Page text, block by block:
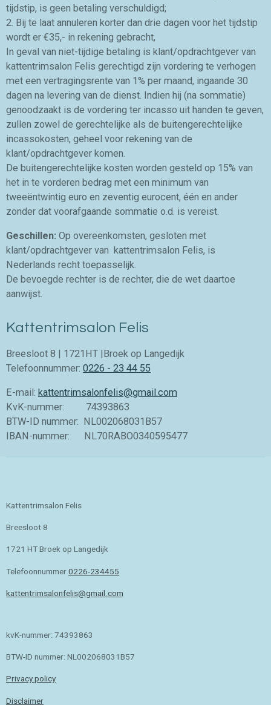
tijdstip, is geen betaling verschuldigd;
2. Bij te laat annuleren korter dan drie dagen voor het tijdstip
wordt er €35,- in rekening gebracht,
In geval van niet-tijdige betaling is klant/opdrachtgever van
kattentrimsalon Felis gerechtigd zijn vordering te verhogen
met een vertragingsrente van 1% per maand, ingaande 30
dagen na levering van de dienst. Indien hij (na sommatie)
genoodzaakt is de vordering ter incasso uit handen te geven,
zullen zowel de gerechtelijke als de buitengerechtelijke
incassokosten, geheel voor rekening van de
klant/opdrachtgever komen.
De buitengerechtelijke kosten worden gesteld op 15% van
het in te vorderen bedrag met een minimum van
tweeëntwintig euro en zeventig eurocent, één en ander
zonder dat voorafgaande sommatie o.d. is vereist.
Geschillen: Op overeenkomsten, gesloten met
klant/opdrachtgever van kattentrimsalon Felis, is
Nederlands recht toepasselijk.
De bevoegde rechter is de rechter, die de wet daartoe
aanwijst.
Kattentrimsalon Felis
Breesloot 8 | 1721HT |Broek op Langedijk
Telefoonnummer: 0226 - 23 44 55
E-mail: kattentrimsalonfelis@gmail.com
KvK-nummer: 74393863
BTW-ID nummer: NL002068031B57
IBAN-nummer: NL70RABO0340595477
Kattentrimsalon Felis
Breesloot 8
1721 HT Broek op Langedijk
Telefoonnummer0226-234455
kattentrimsalonfelis@gmail.com
kvK-nummer: 74393863
BTW-ID nummer: NL002068031B57
Privacy policy
Disclaimer